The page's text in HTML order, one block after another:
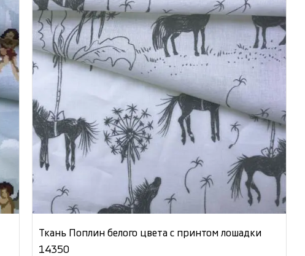
Ткань Поплин белого цвета с принтом лошадки
14350